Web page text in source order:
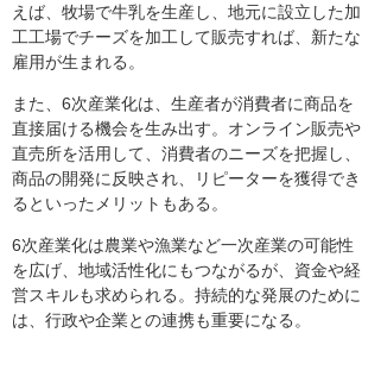
えば、牧場で牛乳を生産し、地元に設立した加
工工場でチーズを加工して販売すれば、新たな
雇用が生まれる。
また、6次産業化は、生産者が消費者に商品を
直接届ける機会を生み出す。オンライン販売や
直売所を活用して、消費者のニーズを把握し、
商品の開発に反映され、リピーターを獲得でき
るといったメリットもある。
6次産業化は農業や漁業など一次産業の可能性
を広げ、地域活性化にもつながるが、資金や経
営スキルも求められる。持続的な発展のために
は、行政や企業との連携も重要になる。